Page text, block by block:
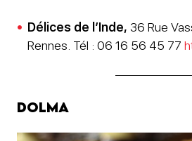
Délices de l’Inde, 36 Rue
Rennes. Tél : 06 16 56 45 77
Dolma